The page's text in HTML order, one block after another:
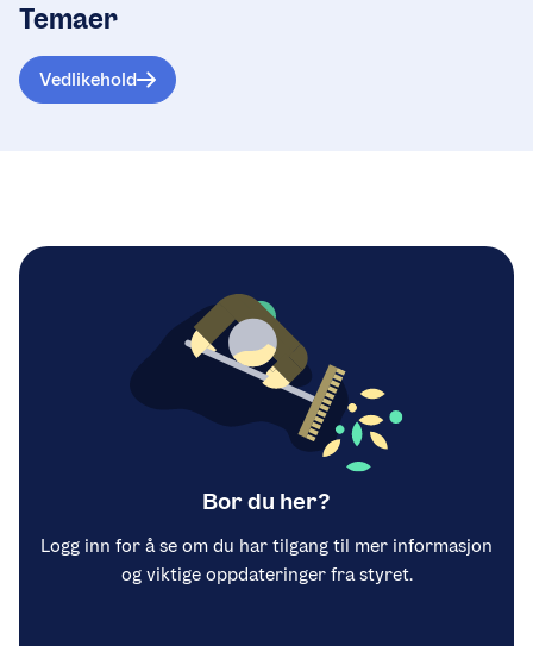
Temaer
Vedlikehold
Bor du her?
Logg inn for å se om du har tilgang til mer informasjon
og viktige oppdateringer fra styret.